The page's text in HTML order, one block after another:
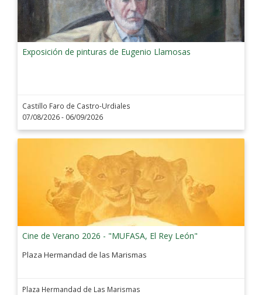
Exposición de pinturas de Eugenio Llamosas
Castillo Faro de Castro-Urdiales
07/08/2026 - 06/09/2026
Cine de Verano 2026 - "MUFASA, El Rey León"
Plaza Hermandad de las Marismas
Plaza Hermandad de Las Marismas